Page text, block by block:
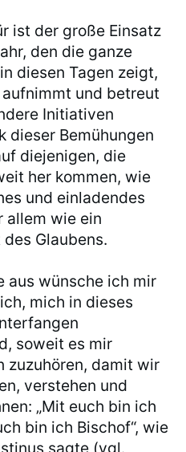
ist der große Einsatz
den die ganze
diesen Tagen zeigt,
und betreut
Initiativen
dieser Bemühungen
diejenigen, die
her kommen, wie
und einladendes
allem wie ein
Glaubens.
aus wünsche ich mir
mich in dieses
soweit es mir
zuzuhören, damit wir
verstehen und
„Mit euch bin ich
bin ich Bischof“, wie